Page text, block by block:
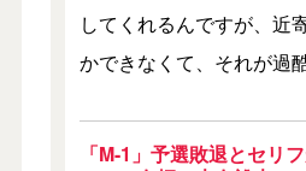
してくれるんですが、近
かできなくて、それが過
「M-1」予選敗退とセリ